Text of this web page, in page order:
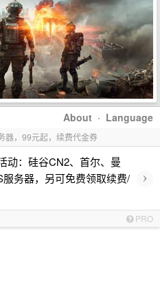
About · Language
器，99元起，续费代金券
动：硅谷CN2、首尔、曼
务器，另可免费领取续费/
›
PRO